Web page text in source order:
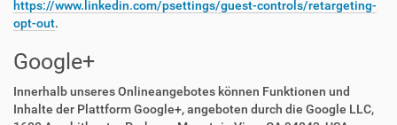
https://www.linkedin.com/psettings/guest-controls/retargeting-
opt-out.
Google+
Innerhalb unseres Onlineangebotes können Funktionen und
Inhalte der Plattform Google+, angeboten durch die Google LLC,